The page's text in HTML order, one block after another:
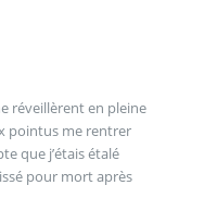
réveillèrent en pleine
pointus me rentrer
que j’étais étalé
pour mort après